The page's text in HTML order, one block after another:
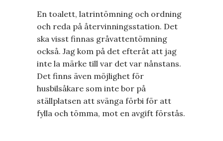
En toalett, latrintömning och ordning
och reda på återvinningsstation. Det
ska visst finnas gråvattentömning
också. Jag kom på det efteråt att jag
inte la märke till var det var nånstans.
Det finns även möjlighet för
husbilsåkare som inte bor på
ställplatsen att svänga förbi för att
fylla och tömma, mot en avgift förstås.